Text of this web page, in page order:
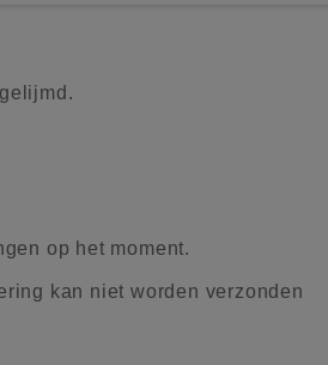
op het moment.
kan niet worden verzonden